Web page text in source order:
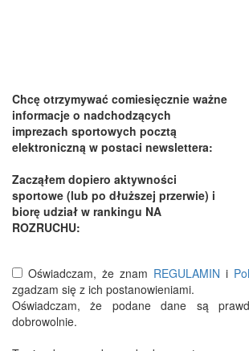
Chcę otrzymywać comiesięcznie ważne
informacje o nadchodzących
imprezach sportowych pocztą
elektroniczną w postaci newslettera:
Zacząłem dopiero aktywności
sportowe (lub po dłuższej przerwie) i
biorę udział w rankingu NA
ROZRUCHU:
Oświadczam, że znam REGULAMIN i
zgadzam się z ich postanowieniami.
Oświadczam, że podane dane są
dobrowolnie.